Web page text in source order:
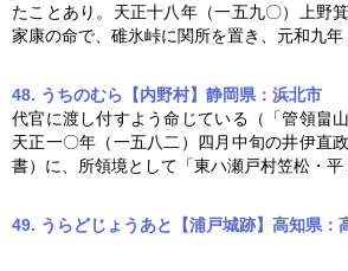
たことあり。天正十八年（一五九〇）上野
家康の命で、碓氷峠に関所を置き、元和九年
48. うちのむら【内野村】静岡県：浜北市
代官に渡し付すよう命じている（「管領畠
天正一〇年（一五八二）四月中旬の井伊直政
書）に、所領境として「東ハ瀬戸村笠松・平
49. うらどじょうあと【浦戸城跡】高知県：